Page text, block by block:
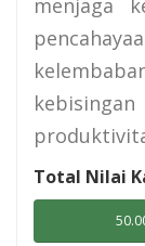
menjaga
Total Nilai